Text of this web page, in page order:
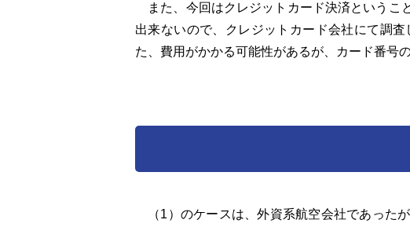
また、今回はクレジットカード決済というこ
出来ないので、クレジットカード会社にて調
た、費用がかかる可能性があるが、カード番号
（1）のケースは、外資系航空会社であった